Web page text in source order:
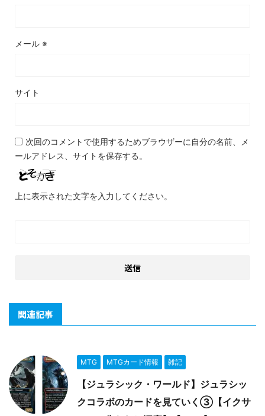
メール ※
サイト
次回のコメントで使用するためブラウザーに自分の名前、メ
ールアドレス、サイトを保存する。
上に表示された文字を入力してください。
関連記事
MTG MTGカード情報 雑記
【ジュラシック・ワールド】ジュラシッ
クコラボのカードを見ていく③【イクサ